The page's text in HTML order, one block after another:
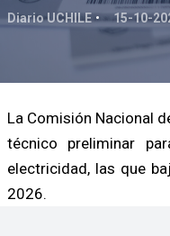
Diario UCHILE 15-10-
La Comisión Nacional
técnico preliminar
electricidad, las que
2026.